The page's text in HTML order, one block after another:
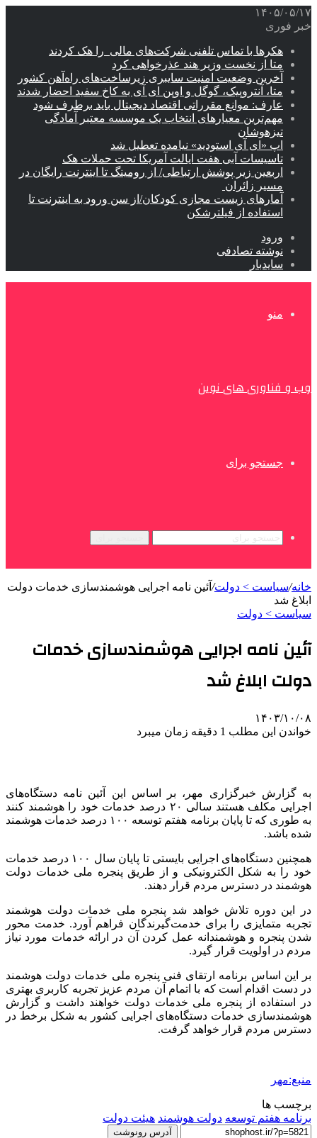
۱۴۰۵/۰۵/۱۷
خبر فوری
هکرها با تماس تلفنی شرکت‌های مالی را هک کردند
متا از نخست وزیر هند عذرخواهی کرد
آخرین وضعیت امنیت سایبری زیرساخت‌های راه‌آهن کشور
متا، آنتروپیک، گوگل و اوپن ای آی به کاخ سفید احضار شدند
عارف: موانع مقرراتی اقتصاد دیجیتال باید برطرف شود
مهم‌ترین معیارهای انتخاب یک موسسه معتبر آمادگی
تیزهوشان
اپ «ای آی استودید» نیامده تعطیل شد
تاسیسات آبی هفت ایالت آمریکا تحت حملات هک
اربعین زیر پوشش ارتباطی/ از رومینگ تا اینترنت رایگان در
مسیر زائران
آمارهای زیست مجازی کودکان/از سن ورود به اینترنت تا
استفاده از فیلترشکن
ورود
نوشته تصادفی
سایدبار
منو
وب و فناوری های نوین
جستجو برای
خانه/سیاست > دولت/ آئین نامه اجرایی هوشمندسازی خدمات دولت
ابلاغ شد
سیاست > دولت
آئین نامه اجرایی هوشمندسازی خدمات
دولت ابلاغ شد
۱۴۰۳/۱۰/۰۸
خواندن این مطلب 1 دقیقه زمان میبرد
به گزارش خبرگزاری مهر، بر اساس این آئین نامه دستگاه‌های
اجرایی مکلف هستند سالی ۲۰ درصد خدمات خود را هوشمند کنند
به طوری که تا پایان برنامه هفتم توسعه ۱۰۰ درصد خدمات هوشمند
شده باشد.
همچنین دستگاه‌های اجرایی بایستی تا پایان سال ۱۰۰ درصد خدمات
خود را به شکل الکترونیکی و از طریق پنجره ملی خدمات دولت
هوشمند در دسترس مردم قرار دهند.
در این دوره تلاش خواهد شد پنجره ملی خدمات دولت هوشمند
تجربه متمایزی را برای خدمت‌گیرندگان فراهم آورد. خدمت محور
شدن پنجره و هوشمندانه عمل کردن آن در ارائه خدمات مورد نیاز
مردم در اولویت قرار گیرد.
بر این اساس برنامه ارتقای فنی پنجره ملی خدمات دولت هوشمند
در دست اقدام است که با اتمام آن مردم عزیز تجربه کاربری بهتری
در استفاده از پنجره ملی خدمات دولت خواهند داشت و گزارش
هوشمندسازی خدمات دستگاه‌های اجرایی کشور به شکل برخط در
دسترس مردم قرار خواهد گرفت.
منبع:مهر
برچسب ها
برنامه هفتم توسعه دولت هوشمند هیئت دولت
آدرس رونوشت